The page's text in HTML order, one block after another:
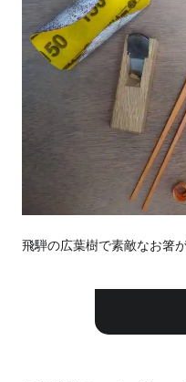
飛騨の広葉樹で素敵なお箸